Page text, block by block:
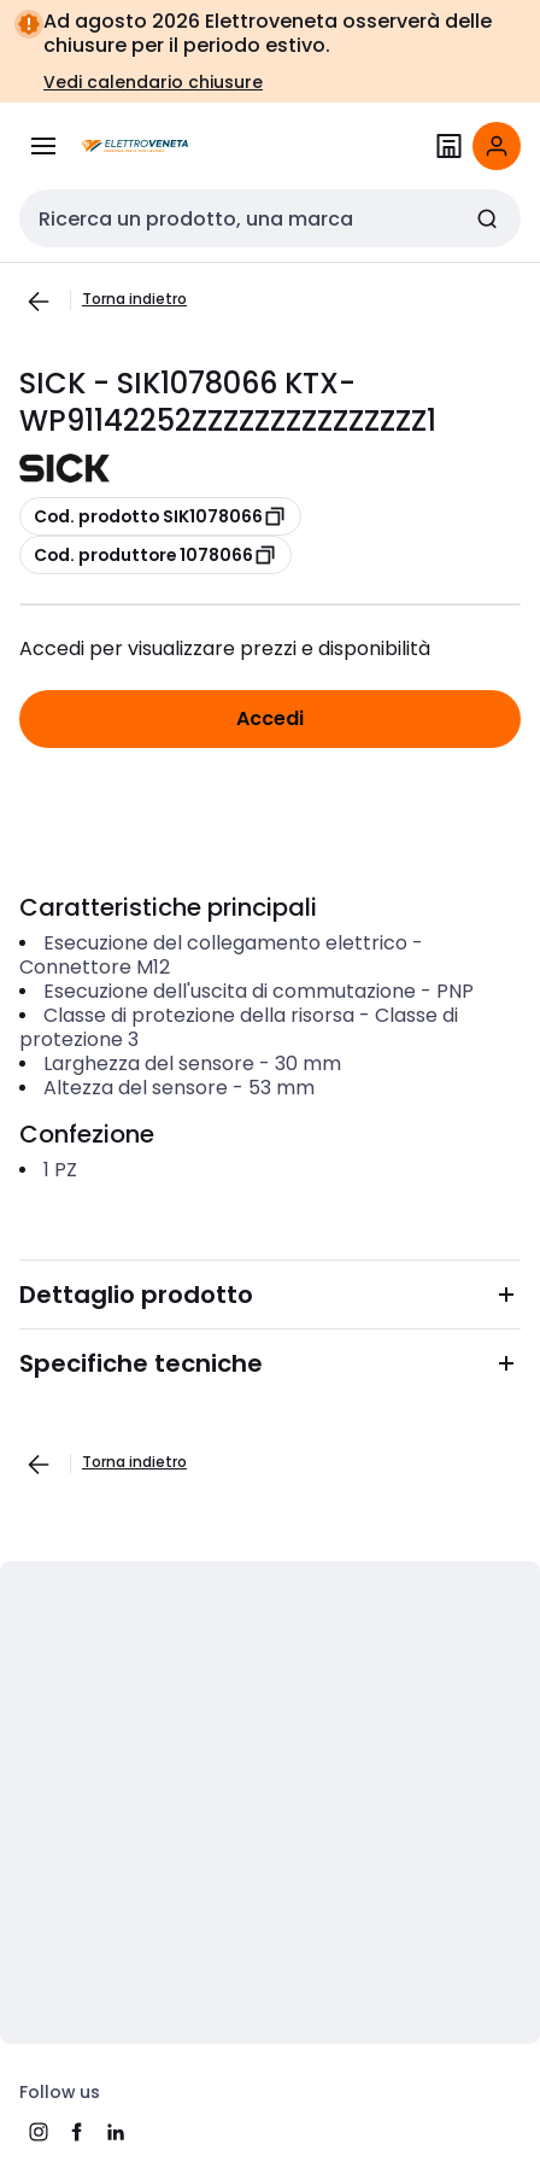
Vai alla
navigazione
Vai
alla
pagina
Ad agosto 2026 Elettroveneta osserverà delle
chiusure per il periodo estivo.
Vedi calendario chiusure
Cerca input
Torna indietro
SICK - SIK1078066 KTX-
WP91142252ZZZZZZZZZZZZZZZ1
copia
Cod. prodotto SIK1078066
copia
Cod. produttore 1078066
Accedi per visualizzare prezzi e disponibilità
Accedi
Caratteristiche principali
Esecuzione del collegamento elettrico -
Connettore M12
Esecuzione dell'uscita di commutazione - PNP
Classe di protezione della risorsa- Classe di
protezione 3
Larghezza del sensore - 30 mm
Altezza del sensore - 53 mm
Confezione
1 PZ
Dettaglio prodotto
Specifiche tecniche
Torna indietro
Follow us